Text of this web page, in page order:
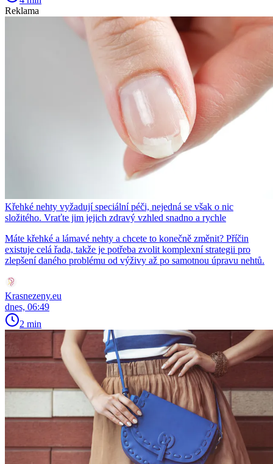
Reklama
Křehké nehty vyžadují speciální péči, nejedná se však o nic
složitého. Vraťte jim jejich zdravý vzhled snadno a rychle
Máte křehké a lámavé nehty a chcete to konečně změnit? Příčin
existuje celá řada, takže je potřeba zvolit komplexní strategii pro
zlepšení daného problému od výživy až po samotnou úpravu nehtů.
Krasnezeny.eu
dnes, 06:49
2 min